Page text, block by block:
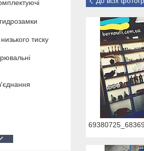
тиску